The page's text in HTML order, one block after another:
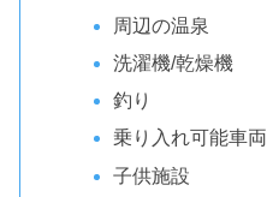
周辺の温泉
洗濯機/乾燥機
釣り
乗り入れ可能車両
子供施設